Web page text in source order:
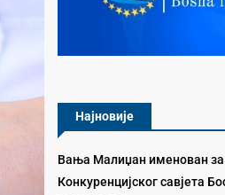
Најновије
Вања Малиџан именован за
Конкуренцијског савјета